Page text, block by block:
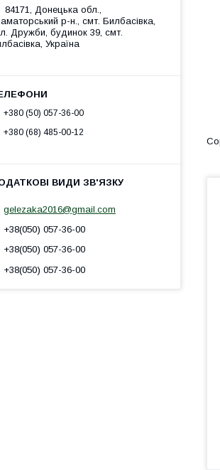
84171, Донецька обл.,
р-н., смт. Билбасівка,
Дружби, будинок 39, смт.
Україна
+380 (50) 057-36-00
+380 (68) 485-00-12
gelezaka2016@gmail.com
+38(050) 057-36-00
+38(050) 057-36-00
+38(050) 057-36-00